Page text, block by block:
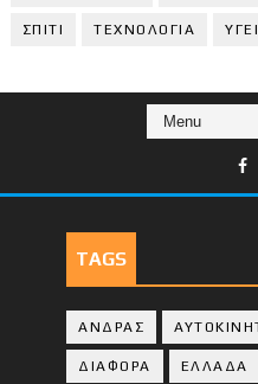
ΣΠΙΤΙ ΤΕΧΝΟΛΟΓΙΑ
TAGS
ΑΝΔΡΑΣ
ΔΙΑΦΟΡΑ ΕΛΛΑΔΑ